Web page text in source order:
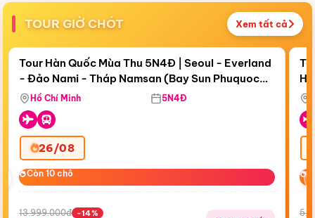
TOUR GIỜ CHÓT Xem tất cả
Còn18 ngày 02:54:07
Bay Sun Phuquoc Airways
Điểm nổi bật
Tour Hàn Quốc Mùa Thu 5N4Đ | Seoul - Everland
- Đảo Nami - Tháp Namsan (Bay Sun Phuquoc
Airways)
Hồ Chí Minh 5N4Đ
26/08
Còn 10 chỗ
Còn 10 chỗ
13.999.000đ -14%